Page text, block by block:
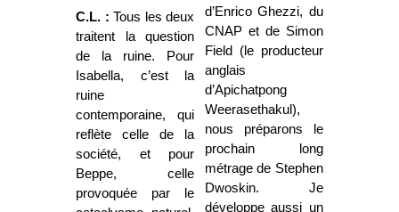
C.L. : Tous les deux
traitent la question
de la ruine. Pour
Isabella, c’est la
ruine
contemporaine, qui
reflète celle de la
société, et pour
Beppe, celle
provoquée par le
d’Enrico Ghezzi, du
CNAP et de Simon
Field (le producteur
anglais
d’Apichatpong
Weerasethakul),
nous préparons le
prochain long
métrage de Stephen
Dwoskin. Je
développe aussi un